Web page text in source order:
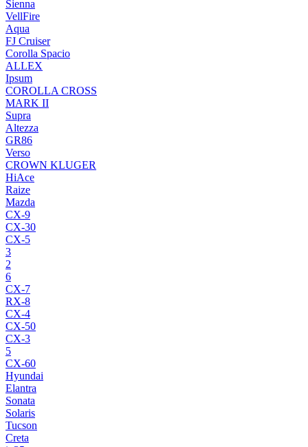
Sienna
VellFire
Aqua
FJ Cruiser
Corolla Spacio
ALLEX
Ipsum
COROLLA CROSS
MARK II
Supra
Altezza
GR86
Verso
CROWN KLUGER
HiAce
Raize
Mazda
CX-9
CX-30
CX-5
3
2
6
CX-7
RX-8
CX-4
CX-50
CX-3
5
CX-60
Hyundai
Elantra
Sonata
Solaris
Tucson
Creta